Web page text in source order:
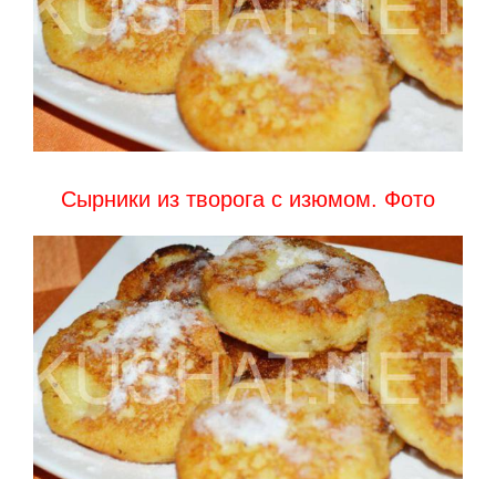
Сырники из творога с изюмом. Фото